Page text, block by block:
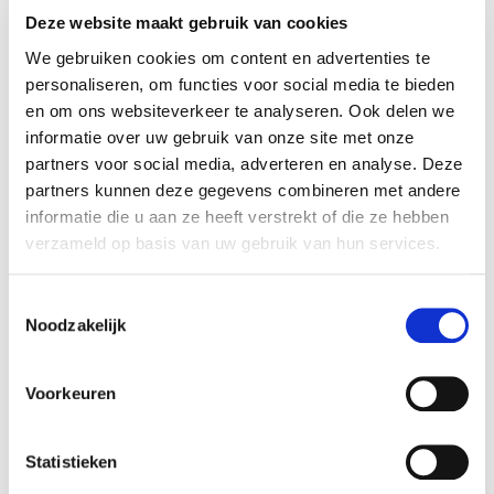
Deze website maakt gebruik van cookies
We gebruiken cookies om content en advertenties te
personaliseren, om functies voor social media te bieden
en om ons websiteverkeer te analyseren. Ook delen we
informatie over uw gebruik van onze site met onze
partners voor social media, adverteren en analyse. Deze
partners kunnen deze gegevens combineren met andere
informatie die u aan ze heeft verstrekt of die ze hebben
verzameld op basis van uw gebruik van hun services.
Noodzakelijk
Voorkeuren
Statistieken
Wij verzamelen uw gegevens voor een of meer
van de volgende doeleinden (mede afhankelijk
van welke diensten of functionaliteiten u
gebruikt):
voor het uitvoeren van een overeenkomst die
u met ons hebt gesloten;
voor onze financiële administratie en fiscale
gebruik te maken van alle functionaliteiten en
diensten op de websites;
nieuwsbrieven of overige diensten;
om vragen of klachten te verwerken;